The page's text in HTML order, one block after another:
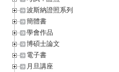
波斯納證照系列
簡體書
學會作品
博碩士論文
電子書
月旦講座